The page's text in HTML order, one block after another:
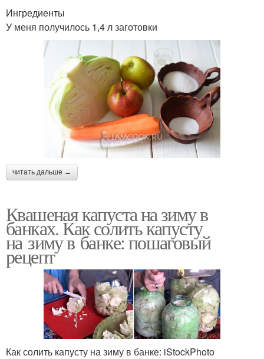
Ингредиенты
У меня получилось 1,4 л заготовки
читать дальше →
Квашеная капуста на зиму в
банках. Как солить капусту
на зиму в банке: пошаговый
рецепт
Как солить капусту на зиму в банке: iStockPhoto